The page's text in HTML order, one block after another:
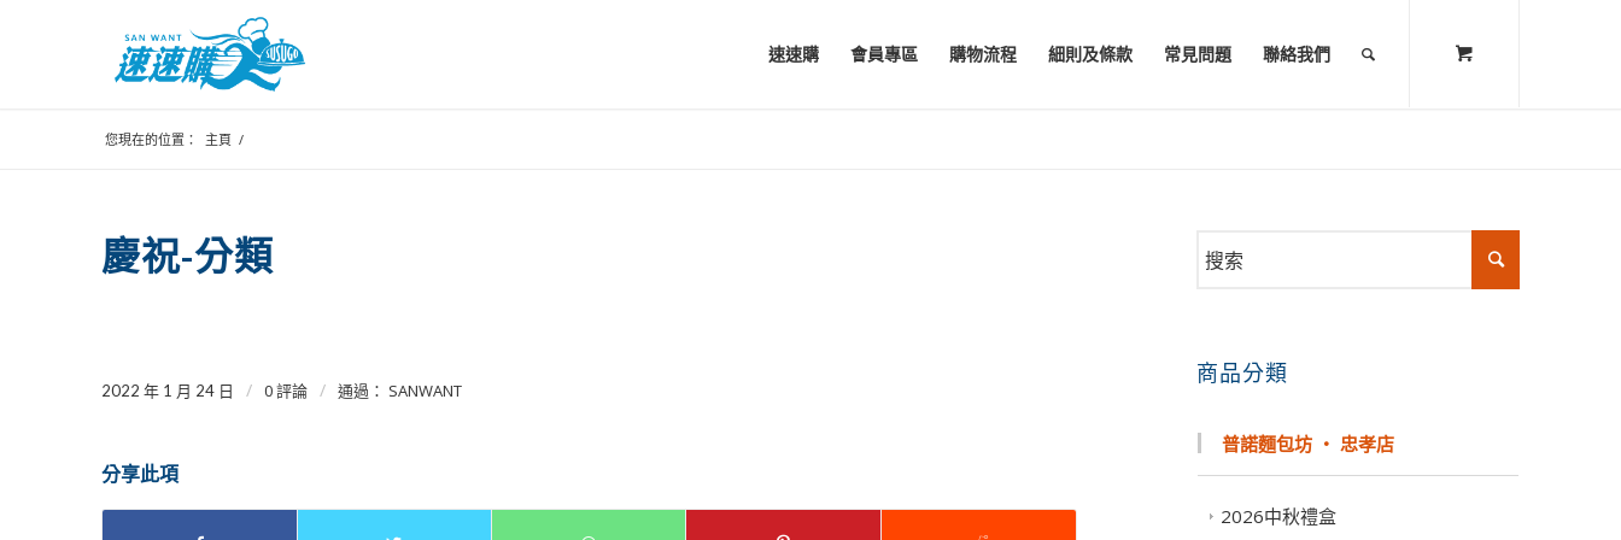
速速購 會員專區 購物流程 細則及條款 常見問題 聯絡我們
您現在的位置： 主頁 /
慶祝-分類
2022 年 1 月 24 日 / 0 評論 / 通過： SANWANT
分享此項
商品分類
普諾麵包坊 ‧ 忠孝店
2026中秋禮盒